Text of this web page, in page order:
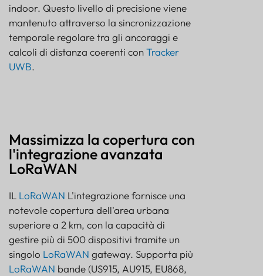
indoor. Questo livello di precisione viene
mantenuto attraverso la sincronizzazione
temporale regolare tra gli ancoraggi e
calcoli di distanza coerenti conTracker
UWB.
Massimizza la copertura con
l'integrazione avanzata
LoRaWAN
IL LoRaWAN L'integrazione fornisce una
notevole copertura dell'area urbana
superiore a 2 km, con la capacità di
gestire più di 500 dispositivi tramite un
singolo LoRaWAN gateway. Supporta più
LoRaWAN bande (US915, AU915, EU868,